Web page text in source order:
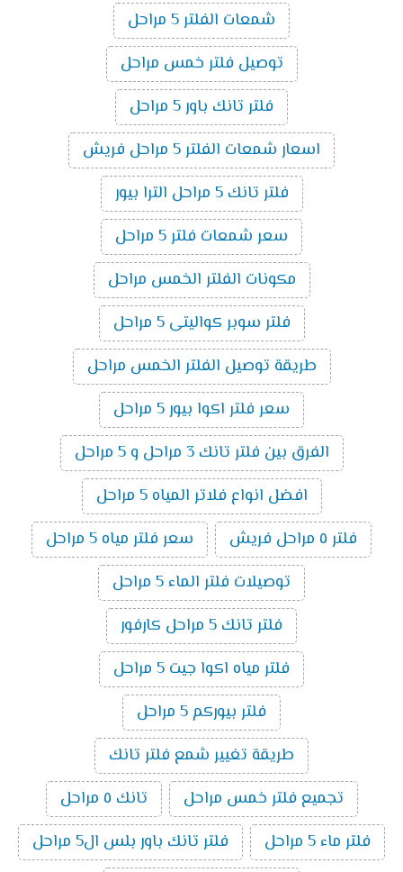
شمعات الفلتر 5 مراحل
توصيل فلتر خمس مراحل
فلتر تانك باور 5 مراحل
اسعار شمعات الفلتر 5 مراحل فريش
فلتر تانك 5 مراحل الترا بيور
سعر شمعات فلتر 5 مراحل
مكونات الفلتر الخمس مراحل
فلتر سوبر كواليتى 5 مراحل
طريقة توصيل الفلتر الخمس مراحل
سعر فلتر اكوا بيور 5 مراحل
الفرق بين فلتر تانك 3 مراحل و 5 مراحل
افضل انواع فلاتر المياه 5 مراحل
فلتر ٥ مراحل فريش
سعر فلتر مياه 5 مراحل
توصيلات فلتر الماء 5 مراحل
فلتر تانك 5 مراحل كارفور
فلتر مياه اكوا جيت 5 مراحل
فلتر بيوركم 5 مراحل
طريقة تغيير شمع فلتر تانك
تجميع فلتر خمس مراحل
تانك ٥ مراحل
فلتر ماء 5 مراحل
فلتر تانك باور بلس ال5 مراحل